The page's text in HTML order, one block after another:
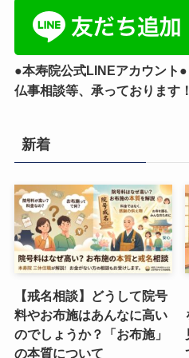
●本寿院公式LINEアカウント●
仏事相談等、承っております
新着
【戒名相談】どうして院号
料やお布施はあんなに高い
のでしょうか？「お布施」
の本質について